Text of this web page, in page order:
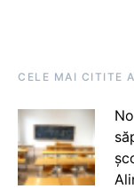
CELE MAI CITITE